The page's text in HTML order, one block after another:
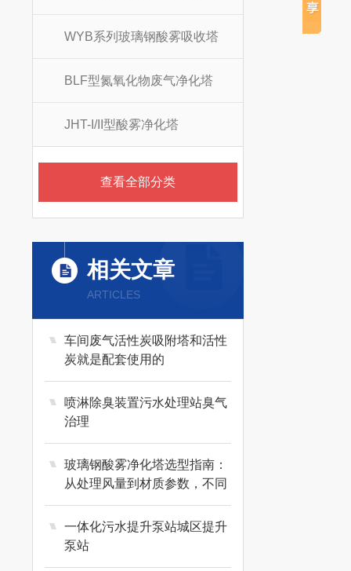
WYB系列玻璃钢酸雾吸收塔
BLF型氮氧化物废气净化塔
JHT-I/II型酸雾净化塔
查看全部分类
相关文章
ARTICLES
车间废气活性炭吸附塔和活性
炭就是配套使用的
喷淋除臭装置污水处理站臭气
治理
玻璃钢酸雾净化塔选型指南：
从处理风量到材质参数，不同
工业废气场景
一体化污水提升泵站城区提升
泵站